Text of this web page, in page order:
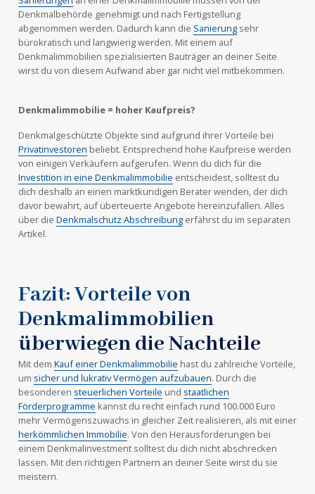
Denkmalbehörde genehmigt und nach Fertigstellung
abgenommen werden. Dadurch kann die Sanierung sehr
bürokratisch und langwierig werden. Mit einem auf
Denkmalimmobilien spezialisierten Bauträger an deiner Seite
wirst du von diesem Aufwand aber gar nicht viel mitbekommen.
Denkmalimmobilie = hoher Kaufpreis?
Denkmalgeschützte Objekte sind aufgrund ihrer Vorteile bei
Privatinvestoren beliebt. Entsprechend hohe Kaufpreise werden
von einigen Verkäufern aufgerufen. Wenn du dich für die
Investition in eine Denkmalimmobilie entscheidest, solltest du
dich deshalb an einen marktkundigen Berater wenden, der dich
davor bewahrt, auf überteuerte Angebote hereinzufallen. Alles
über die Denkmalschutz Abschreibung erfährst du im separaten
Artikel.
Fazit: Vorteile von
Denkmalimmobilien
überwiegen die Nachteile
Mit dem Kauf einer Denkmalimmobilie hast du zahlreiche Vorteile,
um sicher und lukrativ Vermögen aufzubauen. Durch die
besonderen steuerlichen Vorteile und staatlichen
Förderprogramme kannst du recht einfach rund 100.000 Euro
mehr Vermögenszuwachs in gleicher Zeit realisieren, als mit einer
herkömmlichen Immobilie. Von den Herausforderungen bei
einem Denkmalinvestment solltest du dich nicht abschrecken
lassen. Mit den richtigen Partnern an deiner Seite wirst du sie
meistern.